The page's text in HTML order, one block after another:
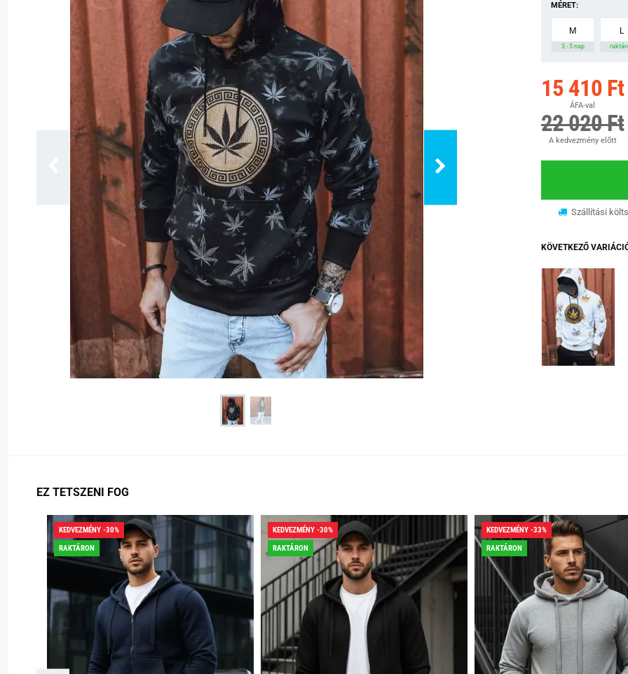
MÉRET:
M
3 - 5 nap
L
15 410 Ft
ÁFA-val
22 020 Ft
A kedvezmény előtt
Szállítási
KÖVETKEZŐ
EZ TETSZENI FOG
KEDVEZMÉNY -30%
RAKTÁRON
KEDVEZMÉNY -30%
RAKTÁRON
KEDVEZMÉNY -33%
RAKTÁRON